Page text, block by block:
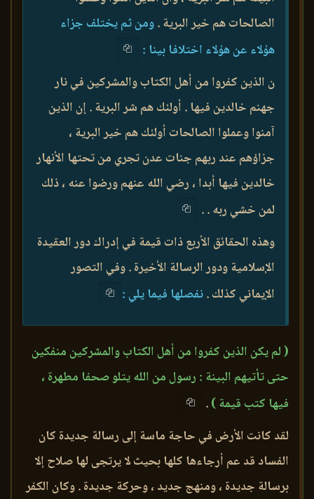
الصالحات هم خير البرية .ومن ثم يختلف جزاء
هؤلاء عن هؤلاء اختلافا بينا :
ن الذين كفروا من أهل الكتاب والمشركين في نار
جهنم خالدين فيها . أولئك هم شر البرية . إن الذين
آمنوا وعملوا الصالحات أولئك هم خير البرية ،
جزاؤهم عند ربهم جنات عدن تجري من تحتها الأنهار
خالدين فيها أبدا ، رضي الله عنهم ورضوا عنه ، ذلك
لمن خشي ربه . .
وهذه الحقائق الأربع ذات قيمة في إدراك دور العقيدة
الإسلامية ودور الرسالة الأخيرة . وفي التصور
الإيماني كذلك .نفصلها فيما يلي :
( لم يكن الذين كفروا من أهل الكتاب والمشركين منفكين
حتى تأتيهم البينة : رسول من الله يتلو صحفا مطهرة ،
فيها كتب قيمة ).
لقد كانت الأرض في حاجة ماسة إلى رسالة جديدة كان
الفساد قد عم أرجاءها كلها بحيث لا يرتجى لها صلاح إلا
برسالة جديدة ، ومنهج جديد ، وحركة جديدة . وكان الكفر